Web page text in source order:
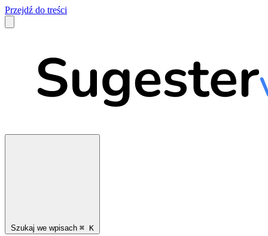
Przejdź do treści
Szukaj we wpisach ⌘ K